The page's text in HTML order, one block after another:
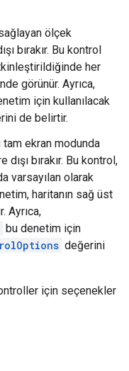
ölçek
bırakır. Bu kontrol
her
görünür. Ayrıca,
için kullanılacak
de belirtir.
tam ekran modunda
bırakır. Bu kontrol,
varsayılan olarak
haritanın sağ üst
Ayrıca,
bu denetim için
değerini
için seçenekler